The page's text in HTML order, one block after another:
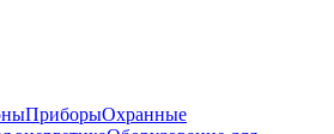
ПриборыОхранные